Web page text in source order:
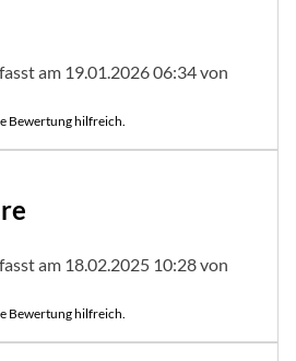
am 19.01.2026 06:34 von
Bewertung hilfreich.
am 18.02.2025 10:28 von
Bewertung hilfreich.